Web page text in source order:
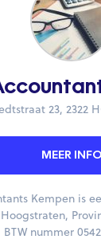
23, 2322
MEER INFO
Kempen is
BTW nummer